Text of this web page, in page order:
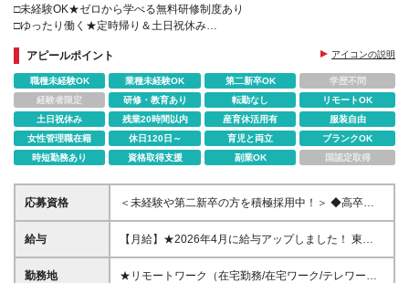
□未経験OK★ゼロから学べる無料研修制度あり
□ゆったり働く★定時帰り＆土日祝休み
□Web面接1回★スピード選考！
アピールポイント アイコンの説明
職種未経験OK 業種未経験OK 第二新卒OK
学歴不問
経験者限定
研修・教育あり 転勤なし
リモートOK
土日祝休み
残業20時間以内 産育休活用有
服装自由
女性管理職在籍
休日120日～ 育児と両立
ブランクOK
時短勤務あり
資格取得支援 副業OK 国認定取得
応募資格
＜未経験や第二新卒の方を積極採用中！＞ ◆高卒以
上 ◆事務経験・社会人経験がない方大歓迎 ◆初めて
の転職・第二新卒の方大歓迎 ◆転職回数不問 ◆20代
は、今までのスキルや経験より 「やってみたい！」
給与
【月給】★2026年4月に給与アップしました！ 東
京 21万0000円～ 神奈川 20万2000円～ 大阪/埼玉 19
万7000円～ 千葉 19万6000円～ 愛知 19万2000円～
勤務地
★リモートワーク（在宅勤務/在宅ワーク/テレワー